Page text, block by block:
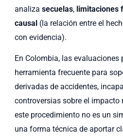
analiza secuelas, limitaciones
causal (la relación entre el
con evidencia).
En Colombia, las evaluaciones
herramienta frecuente para
derivadas de accidentes,
controversias sobre el impacto
este procedimiento no es un
una forma técnica de aportar